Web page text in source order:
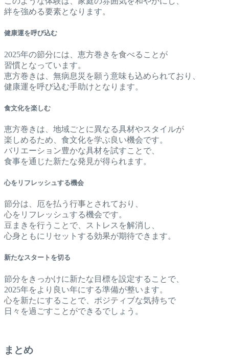
絆を強める要素となります。
健康運を呼び込む
2025年の節分には、恵方巻きを食べることが
習慣となっています。
恵方巻きは、無病息災を願う意味も込められており、
健康運を呼び込む手助けとなります。
食文化を楽しむ
恵方巻きは、地域ごとに異なる具材やスタイルが
楽しめるため、食文化を学ぶ良い機会です。
バリエーション豊かな具材を試すことで、
食事を通じた新たな発見が得られます。
心をリフレッシュする機会
節分は、厄を払う行事とされており、
心をリフレッシュする機会です。
豆まきを行うことで、ストレスを解消し、
心身ともにリセットする効果が期待できます。
新たなスタートを切る
節分をきっかけに新たな目標を設定することで、
2025年をより良い年にする準備が整います。
心を新たにすることで、ポジティブな気持ちで
日々を過ごすことができるでしょう。
まとめ